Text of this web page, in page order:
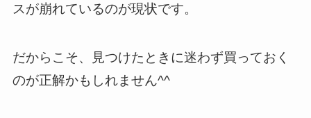
スが崩れているのが現状です。
だからこそ、見つけたときに迷わず買っておく
のが正解かもしれません^^